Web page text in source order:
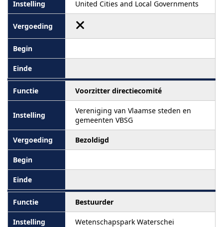
United Cities and Local Governments
Voorzitter directiecomité
Vereniging van Vlaamse steden en
gemeenten VBSG
Bezoldigd
Bestuurder
Wetenschapspark Waterschei